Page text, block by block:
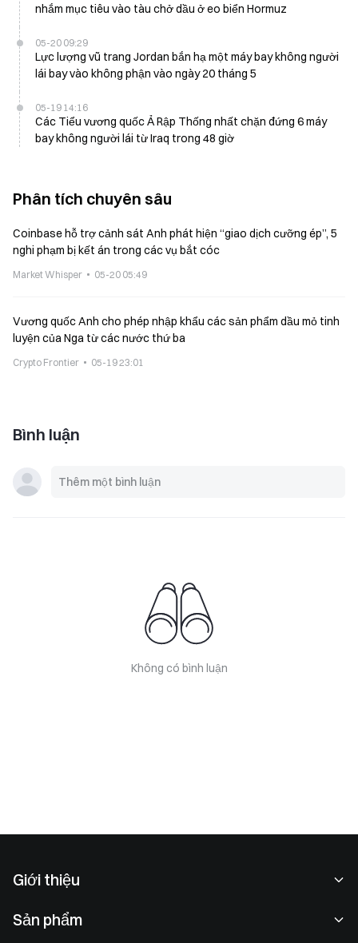
nhắm mục tiêu vào tàu chở dầu ở eo biển Hormuz
05-20 09:29
Lực lượng vũ trang Jordan bắn hạ một máy bay không người
lái bay vào không phận vào ngày 20 tháng 5
05-19 14:16
Các Tiểu vương quốc Ả Rập Thống nhất chặn đứng 6 máy
bay không người lái từ Iraq trong 48 giờ
Phân tích chuyên sâu
Coinbase hỗ trợ cảnh sát Anh phát hiện “giao dịch cưỡng ép”, 5
nghi phạm bị kết án trong các vụ bắt cóc
Market Whisper 05-20 05:49
Vương quốc Anh cho phép nhập khẩu các sản phẩm dầu mỏ tinh
luyện của Nga từ các nước thứ ba
Crypto Frontier 05-19 23:01
Bình luận
Không có bình luận
Giới thiệu
Sản phẩm